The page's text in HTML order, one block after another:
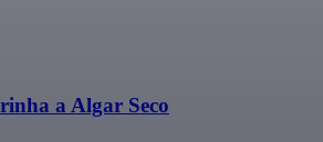
a Algar Seco